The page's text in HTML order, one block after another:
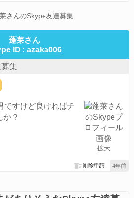
能な方(1) 東京(1) 愛知県(1)
さんのSkype友達募集
蓬莱さん
ID : azaka006
集
拡大
ですけど良ければチ
か？
4年前
削除申請